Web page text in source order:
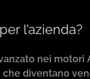
l’azienda?
nei motori
che diventano